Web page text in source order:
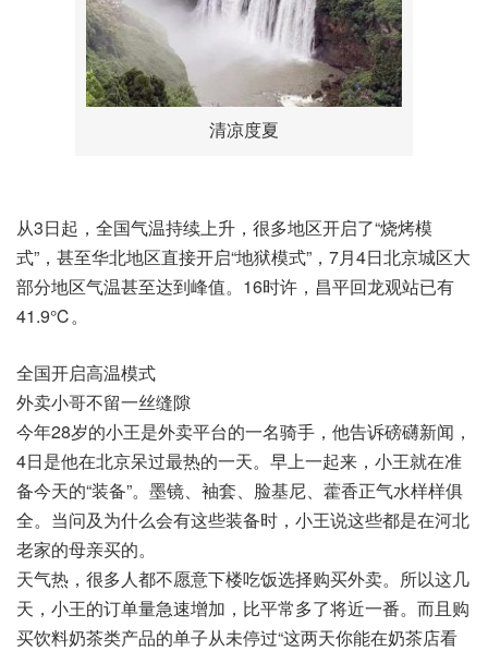
清凉度夏
从3日起，全国气温持续上升，很多地区开启了“烧烤模
式”，甚至华北地区直接开启“地狱模式”，7月4日北京城区大
部分地区气温甚至达到峰值。16时许，昌平回龙观站已有
41.9℃。
全国开启高温模式
外卖小哥不留一丝缝隙
今年28岁的小王是外卖平台的一名骑手，他告诉磅礴新闻，
4日是他在北京呆过最热的一天。早上一起来，小王就在准
备今天的“装备”。墨镜、袖套、脸基尼、藿香正气水样样俱
全。当问及为什么会有这些装备时，小王说这些都是在河北
老家的母亲买的。
天气热，很多人都不愿意下楼吃饭选择购买外卖。所以这几
天，小王的订单量急速增加，比平常多了将近一番。而且购
买饮料奶茶类产品的单子从未停过“这两天你能在奶茶店看